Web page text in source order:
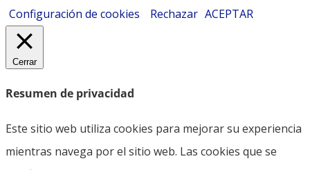
Configuración de cookies
Rechazar ACEPTAR
Cerrar
Resumen de privacidad
Este sitio web utiliza cookies para mejorar su experiencia
mientras navega por el sitio web. Las cookies que se